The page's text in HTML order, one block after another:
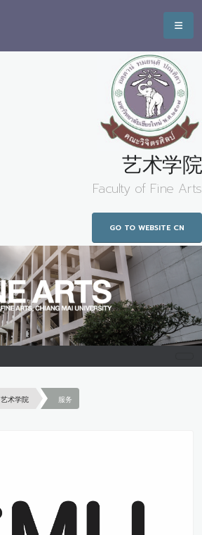
艺术学院
Faculty of Fine Arts
GO TO WEBSITE CN
艺术学院 服务